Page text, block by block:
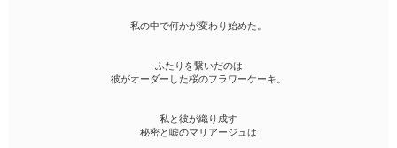
私の中で何かが変わり始めた。
ふたりを繋いだのは
彼がオーダーした桜のフラワーケーキ。
私と彼が織り成す
秘密と嘘のマリアージュは